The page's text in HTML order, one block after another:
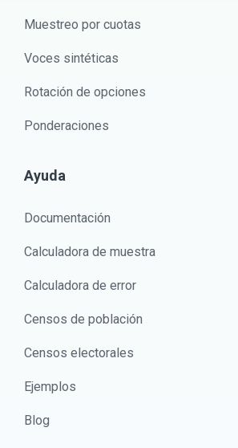
Muestreo por cuotas
Voces sintéticas
Rotación de opciones
Ponderaciones
Ayuda
Documentación
Calculadora de muestra
Calculadora de error
Censos de población
Censos electorales
Ejemplos
Blog